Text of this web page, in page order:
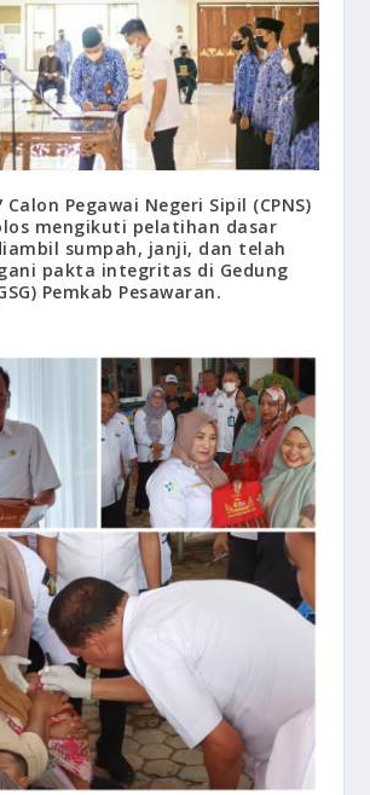
Calon Pegawai Negeri Sipil (CPNS)
mengikuti pelatihan dasar
sumpah, janji, dan telah
pakta integritas di Gedung
Pemkab Pesawaran.